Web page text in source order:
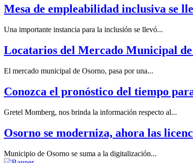
Mesa de empleabilidad inclusiva se
Una importante instancia para la inclusión se llevó...
Locatarios del Mercado Municipal de
El mercado municipal de Osorno, pasa por una...
Conozca el pronóstico del tiempo
Gretel Momberg, nos brinda la información respecto al...
Osorno se moderniza, ahora las
Municipio de Osorno se suma a la digitalización...